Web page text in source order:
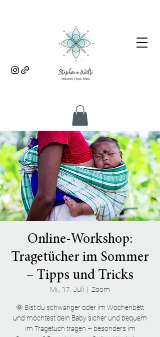
Online-Workshop:
Tragetücher im Sommer
– Tipps und Tricks
Mi., 17. Juli
  |
Zoom
🌞 Bist du schwanger oder im Wochenbett
und möchtest dein Baby sicher und bequem
im Tragetuch tragen – besonders im